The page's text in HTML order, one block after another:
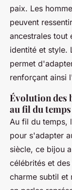
paix. Les
peuvent
ancestrales tout
identité et style.
permet
renforçant ainsi
Évolution des
au fil du temps
Au fil du temps,
pour s'adapter
siècle, ce bijou
célébrités et
charme subtil et